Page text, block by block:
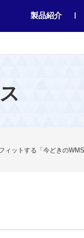
製品紹介 |
ィットする「今どきの